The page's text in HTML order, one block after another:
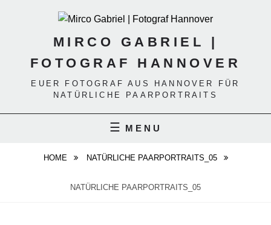
MIRCO GABRIEL |
FOTOGRAF HANNOVER
EUER FOTOGRAF AUS HANNOVER FÜR
NATÜRLICHE PAARPORTRAITS
MENU
HOME NATÜRLICHE PAARPORTRAITS_05
NATÜRLICHE PAARPORTRAITS_05